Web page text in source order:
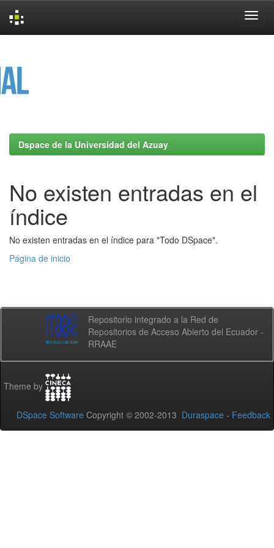
Dspace de la Universidad del Azuay
No existen entradas en el
índice
No existen entradas en el índice para "Todo DSpace".
Página de inicio
Repositorio integrado a la Red de
Repositorios de Acceso Abierto del Ecuador -
RRAAE
Theme by
DSpace Software Copyright © 2002-2013 Duraspace - Feedback